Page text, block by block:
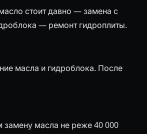
стоит давно — замена с
— ремонт гидроплиты.
масла и гидроблока. После
масла не реже 40 000